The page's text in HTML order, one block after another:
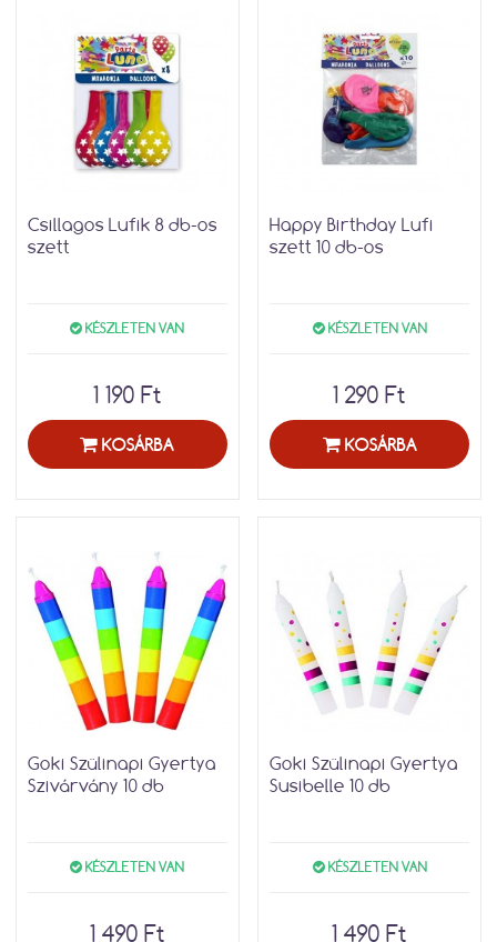
Csillagos Lufik 8 db-os
szett
KÉSZLETEN VAN
1 190 Ft
KOSÁRBA
Happy Birthday Lufi
szett 10 db-os
KÉSZLETEN VAN
1 290 Ft
KOSÁRBA
Goki Szülinapi Gyertya
Szivárvány 10 db
KÉSZLETEN VAN
1 490 Ft
Goki Szülinapi Gyertya
Susibelle 10 db
KÉSZLETEN VAN
1 490 Ft